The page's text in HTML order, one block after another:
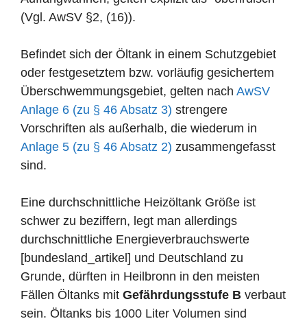
(Vgl. AwSV §2, (16)).
Befindet sich der Öltank in einem Schutzgebiet
oder festgesetztem bzw. vorläufig gesichertem
Überschwemmungsgebiet, gelten nach AwSV
Anlage 6 (zu § 46 Absatz 3) strengere
Vorschriften als außerhalb, die wiederum in
Anlage 5 (zu § 46 Absatz 2) zusammengefasst
sind.
Eine durchschnittliche Heizöltank Größe ist
schwer zu beziffern, legt man allerdings
durchschnittliche Energieverbrauchswerte
[bundesland_artikel] und Deutschland zu
Grunde, dürften in Heilbronn in den meisten
Fällen Öltanks mit Gefährdungsstufe B verbaut
sein. Öltanks bis 1000 Liter Volumen sind